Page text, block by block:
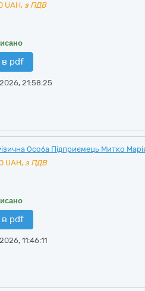
UAH, з ПДВ
в pdf
21:58:25
Особа Підприємець Митко
UAH, з ПДВ
в pdf
11:46:11